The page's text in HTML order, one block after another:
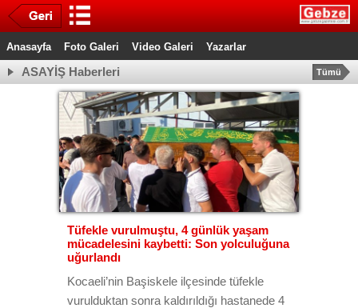
Anasayfa Foto Galeri Video Galeri Yazarlar
ASAYİŞ Haberleri Tümü
Tüfekle vurulmuştu, 4 günlük yaşam
mücadelesini kaybetti: Son yolculuğuna
uğurlandı
Kocaeli’nin Başiskele ilçesinde tüfekle
vurulduktan sonra kaldırıldığı hastanede 4